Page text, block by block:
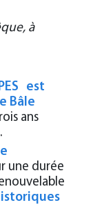
à
est
Bâle
ans
une durée